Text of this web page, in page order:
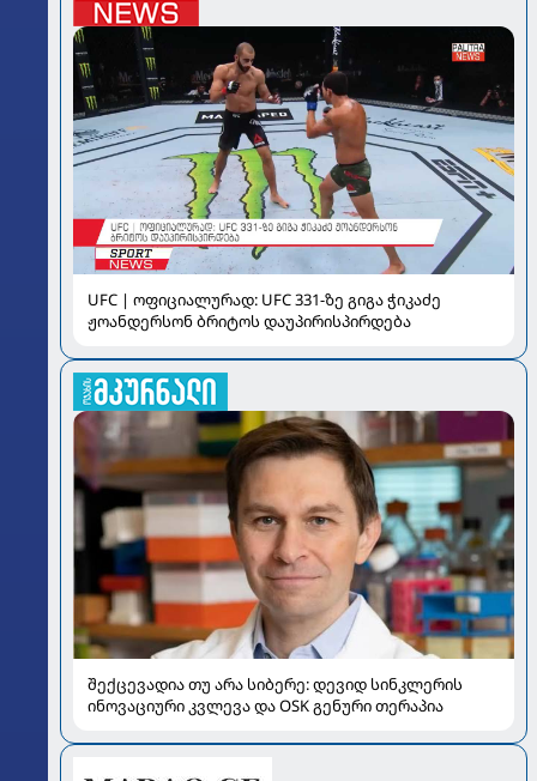
UFC | ოფიციალურად: UFC 331-ზე გიგა ჭიკაძე
ჟოანდერსონ ბრიტოს დაუპირისპირდება
შექცევადია თუ არა სიბერე: დევიდ სინკლერის
ინოვაციური კვლევა და OSK გენური თერაპია